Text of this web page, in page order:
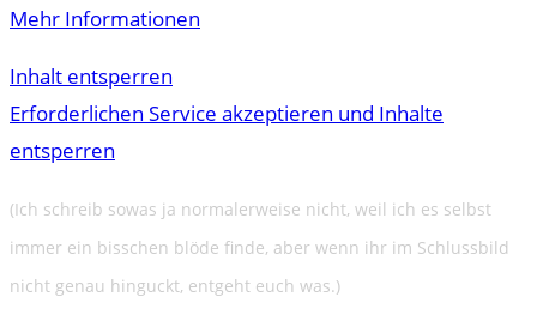
Mehr Informationen
Inhalt entsperren
Erforderlichen Service akzeptieren und Inhalte
entsperren
(Ich schreib sowas ja normalerweise nicht, weil ich es selbst
immer ein bisschen blöde finde, aber wenn ihr im Schlussbild
nicht genau hinguckt, entgeht euch was.)